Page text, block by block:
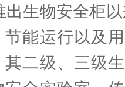
生物安全柜
能运行以及
其二级、三级